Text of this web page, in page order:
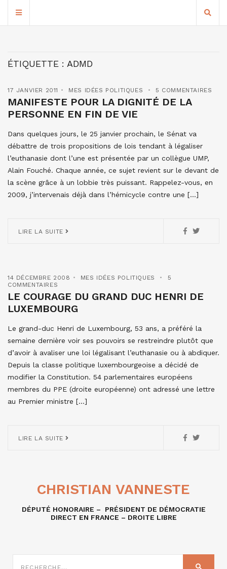
ÉTIQUETTE : ADMD
17 JANVIER 2011 MES IDÉES POLITIQUES 5 COMMENTAIRES
MANIFESTE POUR LA DIGNITÉ DE LA
PERSONNE EN FIN DE VIE
Dans quelques jours, le 25 janvier prochain, le Sénat va
débattre de trois propositions de lois tendant à légaliser
l’euthanasie dont l’une est présentée par un collègue UMP,
Alain Fouché. Chaque année, ce sujet revient sur le devant de
la scène grâce à un lobbie très puissant. Rappelez-vous, en
2009, j’intervenais déjà dans l’hémicycle contre une […]
LIRE LA SUITE
14 DÉCEMBRE 2008 MES IDÉES POLITIQUES
5
COMMENTAIRES
LE COURAGE DU GRAND DUC HENRI DE
LUXEMBOURG
Le grand-duc Henri de Luxembourg, 53 ans, a préféré la
semaine dernière voir ses pouvoirs se restreindre plutôt que
d’avoir à avaliser une loi légalisant l’euthanasie ou à abdiquer.
Depuis la classe politique luxembourgeoise a décidé de
modifier la Constitution. 54 parlementaires européens
membres du PPE (droite européenne) ont adressé une lettre
au Premier ministre […]
LIRE LA SUITE
CHRISTIAN VANNESTE
DÉPUTÉ HONORAIRE – PRÉSIDENT DE DÉMOCRATIE
DIRECT EN FRANCE – DROITE LIBRE
SUR